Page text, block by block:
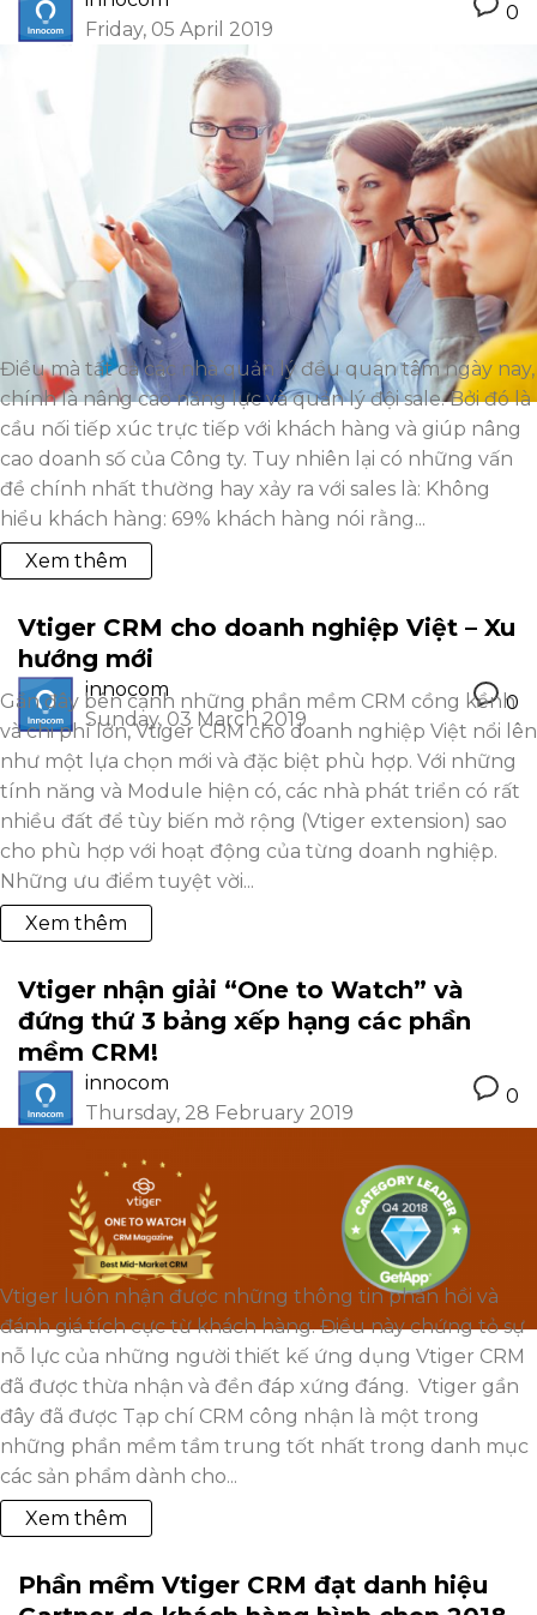
Friday, 05 April 2019
0
Điều mà tất cả các nhà quản lý đều quan tâm ngày nay,
chính là nâng cao năng lực và quản lý đội sale. Bởi đó là
cầu nối tiếp xúc trực tiếp với khách hàng và giúp nâng
cao doanh số của Công ty. Tuy nhiên lại có những vấn
đề chính nhất thường hay xảy ra với sales là: Không
hiểu khách hàng: 69% khách hàng nói rằng...
Xem thêm
Vtiger CRM cho doanh nghiệp Việt – Xu
hướng mới
innocom
Sunday, 03 March 2019
0
Gần đây bên cạnh những phần mềm CRM cồng kềnh
và chi phí lớn, Vtiger CRM cho doanh nghiệp Việt nổi lên
như một lựa chọn mới và đặc biệt phù hợp. Với những
tính năng và Module hiện có, các nhà phát triển có rất
nhiều đất để tùy biến mở rộng (Vtiger extension) sao
cho phù hợp với hoạt động của từng doanh nghiệp.
Những ưu điểm tuyệt vời...
Xem thêm
Vtiger nhận giải “One to Watch” và
đứng thứ 3 bảng xếp hạng các phần
mềm CRM!
innocom
Thursday, 28 February 2019
0
Vtiger luôn nhận được những thông tin phản hồi và
đánh giá tích cực từ khách hàng. Điều này chứng tỏ sự
nỗ lực của những người thiết kế ứng dụng Vtiger CRM
đã được thừa nhận và đền đáp xứng đáng. Vtiger gần
đây đã được Tạp chí CRM công nhận là một trong
những phần mềm tầm trung tốt nhất trong danh mục
các sản phẩm dành cho...
Xem thêm
Phần mềm Vtiger CRM đạt danh hiệu